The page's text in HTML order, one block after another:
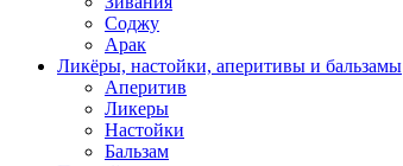
Соджу
Арак
Ликёры, настойки, аперитивы и бальзамы
Аперитив
Ликеры
Настойки
Бальзам